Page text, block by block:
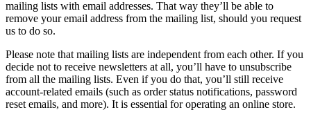
mailing lists with email addresses. That way they’ll be able to
remove your email address from the mailing list, should you request
us to do so.
Please note that mailing lists are independent from each other. If you
decide not to receive newsletters at all, you’ll have to unsubscribe
from all the mailing lists. Even if you do that, you’ll still receive
account-related emails (such as order status notifications, password
reset emails, and more). It is essential for operating an online store.